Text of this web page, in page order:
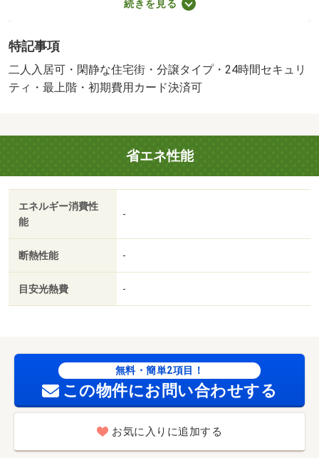
み） 月次保証料：月額賃料等×１．５％）・維持費等：
部屋をお探しいたします！！保証人不要物件もご相談くだ
さい【来店予約可】お気軽にお問い合わせください！・バ
イク置場：有・駐輪場：有/鍵交換費（課税対象） 46200
続きを見る
特記事項
二人入居可・閑静な住宅街・分譲タイプ・24時間セキュリ
ティ・最上階・初期費用カード決済可
省エネ性能
エネルギー消費性
能
-
断熱性能 -
目安光熱費 -
無料・簡単2項目！
この物件にお問い合わせする
お気に入りに追加する